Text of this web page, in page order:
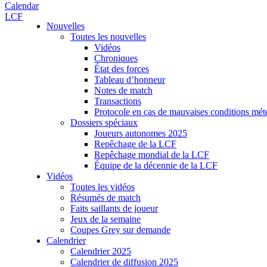
Calendar
LCF
Nouvelles
Toutes les nouvelles
Vidéos
Chroniques
État des forces
Tableau d’honneur
Notes de match
Transactions
Protocole en cas de mauvaises conditions
Dossiers spéciaux
Joueurs autonomes 2025
Repêchage de la LCF
Repêchage mondial de la LCF
Équipe de la décennie de la LCF
Vidéos
Toutes les vidéos
Résumés de match
Faits saillants de joueur
Jeux de la semaine
Coupes Grey sur demande
Calendrier
Calendrier 2025
Calendrier de diffusion 2025